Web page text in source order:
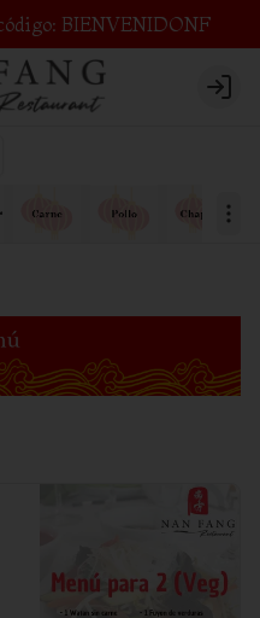
BIENVENIDONF
Login